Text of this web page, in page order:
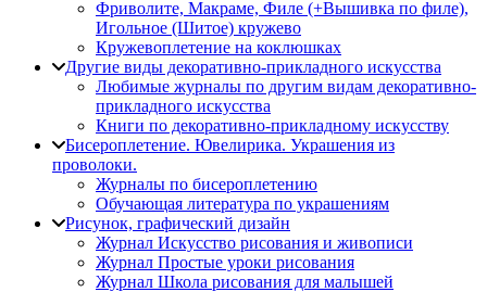
Фриволите, Макраме, Филе (+Вышивка по филе),
Игольное (Шитое) кружево
Кружевоплетение на коклюшках
Другие виды декоративно-прикладного искусства
Любимые журналы по другим видам декоративно-
прикладного искусства
Книги по декоративно-прикладному искусству
Бисероплетение. Ювелирика. Украшения из
проволоки.
Журналы по бисероплетению
Обучающая литература по украшениям
Рисунок, графический дизайн
Журнал Искусство рисования и живописи
Журнал Простые уроки рисования
Журнал Школа рисования для малышей